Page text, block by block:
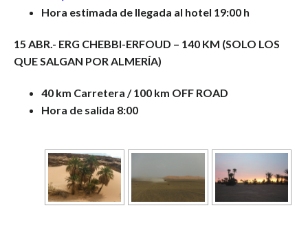
Hora estimada de llegada al hotel 19:00 h
15 ABR.- ERG CHEBBI-ERFOUD – 140 KM (SOLO LOS
QUE SALGAN POR ALMERÍA)
40 km Carretera / 100 km OFF ROAD
Hora de salida 8:00